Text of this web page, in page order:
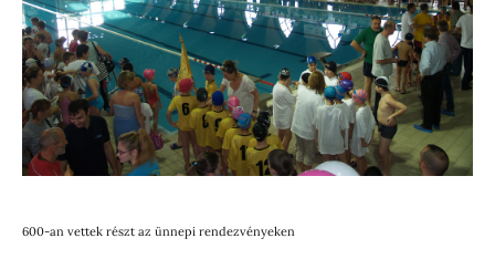
600-an vettek részt az ünnepi rendezvényeken